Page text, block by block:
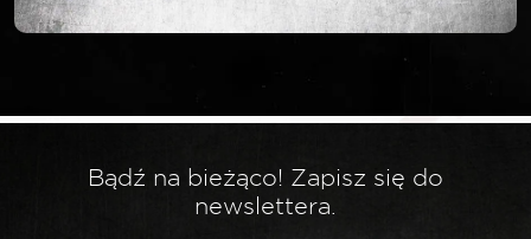
Wymagane pola są oznaczone
*
Twoja opinia*
Bądź na bieżąco! Zapisz się do
newslettera.